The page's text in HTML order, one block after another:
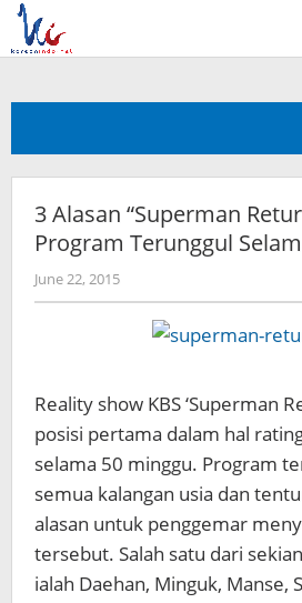
Skip
content
3 Alasan “Superman
Program Terunggul
June 22, 2015by
Koreanindo
Reality show KBS ‘Superman
posisi pertama dalam hal
selama 50 minggu. Program
semua kalangan usia dan
alasan untuk penggemar
tersebut. Salah satu dari
ialah Daehan, Minguk, Manse,